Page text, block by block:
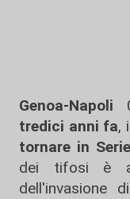
Genoa-Napoli
tredici anni fa,
tornare in
dei tifosi è
dell'invasione